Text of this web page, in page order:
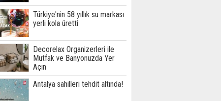
Türkiye'nin 58 yıllık su markası
yerli kola üretti
Decorelax Organizerleri ile
Mutfak ve Banyonuzda Yer
Açın
Antalya sahilleri tehdit altında!